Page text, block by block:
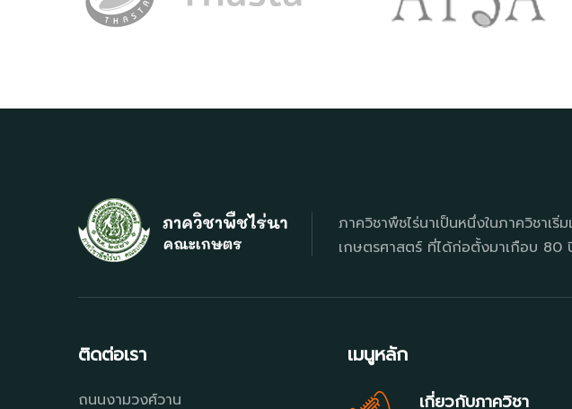
ภาควิชาพืชไร่นาเป็นหนึ่งในภาควิชาเ
เกษตรศาสตร์ ที่ได้ก่อตั้งมาเกือบ 80
ติดต่อเรา
ถนนงามวงศ์วาน
เมนูหลัก
เกี่ยวกับภาควิชา